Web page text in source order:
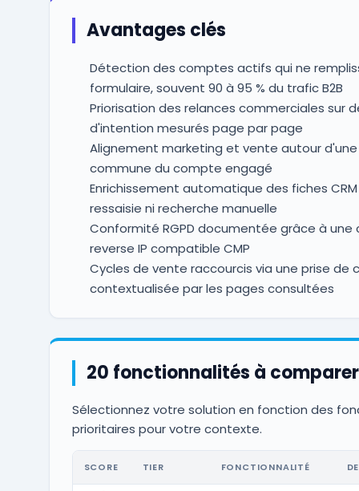
Avantages clés
Détection des comptes actifs qui ne
formulaire, souvent 90 à 95 % du trafic B2B
Priorisation des relances commerciales sur
d'intention mesurés page par page
Alignement marketing et vente autour
commune du compte engagé
Enrichissement automatique des fiches
ressaisie ni recherche manuelle
Conformité RGPD documentée grâce à une
reverse IP compatible CMP
Cycles de vente raccourcis via une prise de
contextualisée par les pages consultées
20 fonctionnalités à comparer
Sélectionnez votre solution en fonction des
prioritaires pour votre contexte.
SCORE TIER FONCTIONNALITÉ